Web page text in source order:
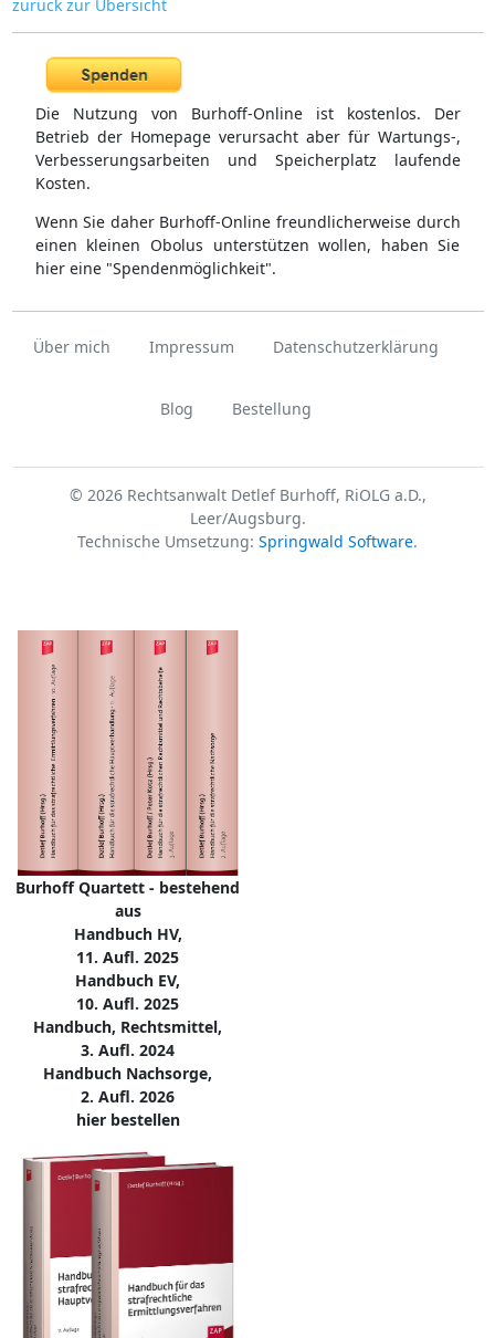
zurück zur Übersicht
Die Nutzung von Burhoff-Online ist kostenlos. Der
Betrieb der Homepage verursacht aber für Wartungs-,
Verbesserungsarbeiten und Speicherplatz laufende
Kosten.
Wenn Sie daher Burhoff-Online freundlicherweise durch
einen kleinen Obolus unterstützen wollen, haben Sie
hier eine "Spendenmöglichkeit".
Über mich Impressum Datenschutzerklärung
Blog Bestellung
© 2026 Rechtsanwalt Detlef Burhoff, RiOLG a.D.,
Leer/Augsburg.
Technische Umsetzung: Springwald Software.
Burhoff Quartett - bestehend
aus
Handbuch HV,
11. Aufl. 2025
Handbuch EV,
10. Aufl. 2025
Handbuch, Rechtsmittel,
3. Aufl. 2024
Handbuch Nachsorge,
2. Aufl. 2026
hier bestellen